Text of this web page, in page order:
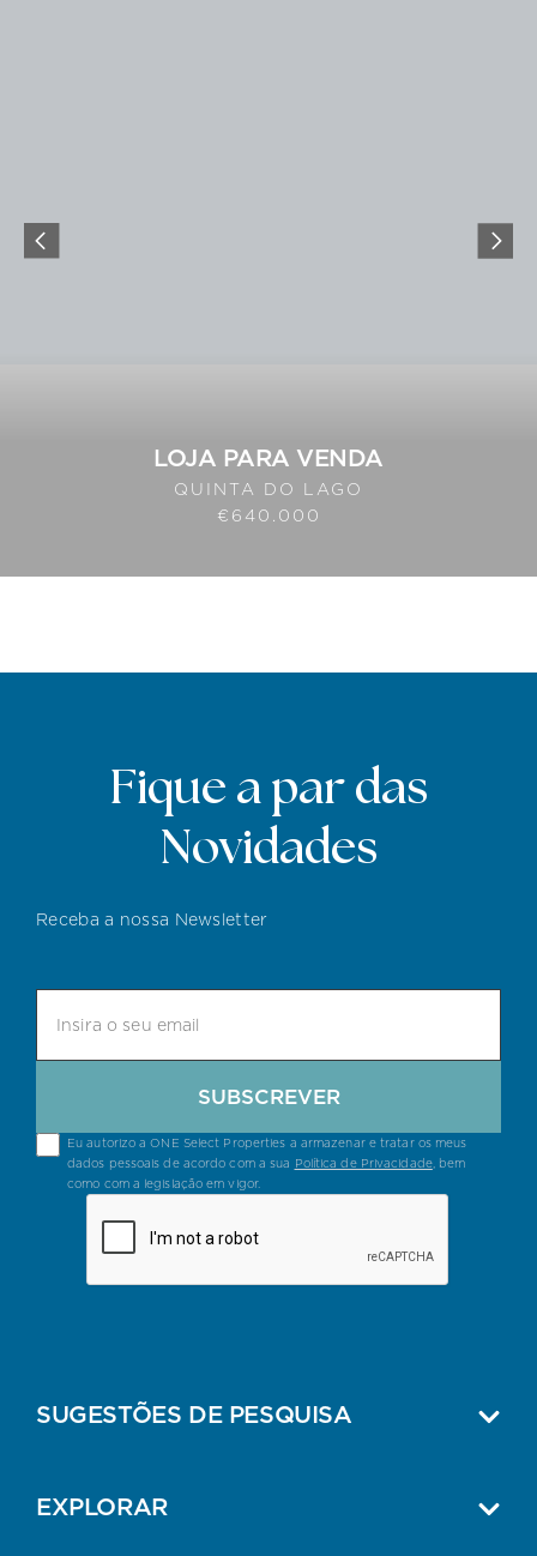
LOJA PARA VENDA
QUINTA DO LAGO
€640.000
Fique a par das
Novidades
Receba a nossa Newsletter
Eu autorizo a ONE Select Properties a armazenar e tratar os meus
dados pessoais de acordo com a sua Política de Privacidade, bem
como com a legislação em vigor.
SUBSCREVER
SUGESTÕES DE PESQUISA
EXPLORAR